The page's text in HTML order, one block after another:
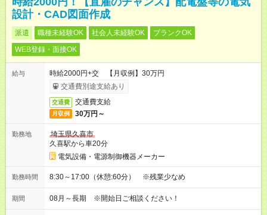
設計・CAD図面作成
派遣 職種未経験OK 社会人未経験OK
ブランクOK
WEB登録・面接OK
給与
時給2000円+交 【月収例】30万円
交通費別途支給あり
交通費 交通費支給
月収例 30万円～
勤務地
埼玉県久喜市
久喜駅から車20分
電気設備・電源制御機器メーカー
勤務時間 8:30～17:00（休憩:60分） ※残業少なめ
期間 08月～長期 ※開始日ご相談ください！